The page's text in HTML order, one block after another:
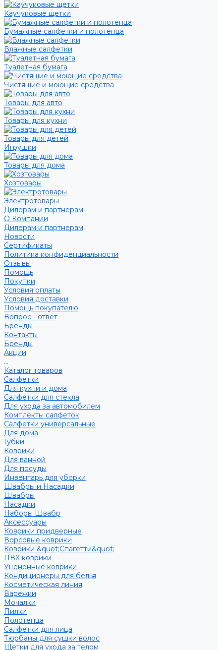
Каучуковые щетки
Бумажные салфетки и полотенца
Влажные салфетки
Туалетная бумага
Чистящие и моющие средства
Товары для авто
Товары для кухни
Товары для детей
Игрушки
Товары для дома
Хозтовары
Электротовары
Дилерам и партнерам
О Компании
Дилерам и партнерам
Новости
Сертификаты
Политика конфиденциальности
Отзывы
Помощь
Покупки
Условия оплаты
Условия доставки
Помощь покупателю
Вопрос - ответ
Бренды
Контакты
Бренды
Акции
...
Каталог товаров
Салфетки
Для кухни и дома
Салфетки для стекла
Для ухода за автомобилем
Комплекты салфеток
Салфетки универсальные
Для дома
Губки
Коврики
Для ванной
Для посуды
Инвентарь для уборки
Швабры и Насадки
Швабры
Насадки
Наборы Швабр
Аксессуары
Коврики придверные
Ворсовые коврики
Коврики &quot;Спагетти&quot;
ПВХ коврики
Уцененные коврики
Кондиционеры для белья
Косметическая линия
Варежки
Мочалки
Пилки
Полотенца
Салфетки для лица
Тюрбаны для сушки волос
Щетки для ухода за телом